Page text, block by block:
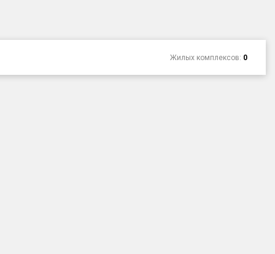
Жилых комплексов: 0